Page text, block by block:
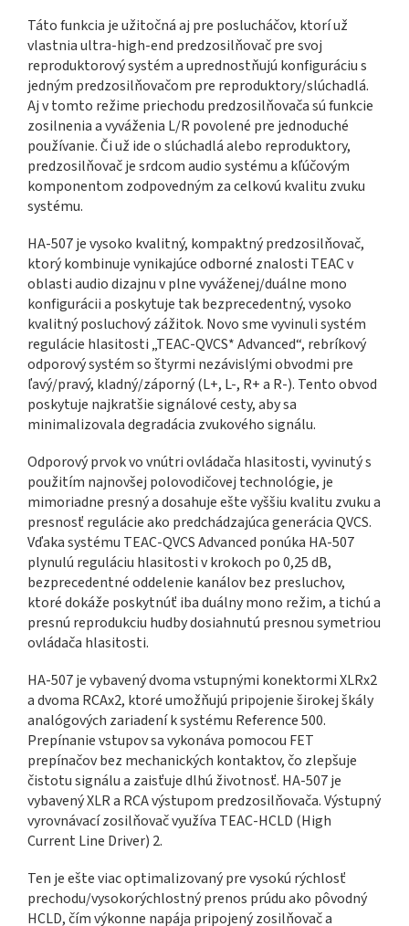
Táto funkcia je užitočná aj pre poslucháčov, ktorí už
vlastnia ultra-high-end predzosilňovač pre svoj
reproduktorový systém a uprednostňujú konfiguráciu s
jedným predzosilňovačom pre reproduktory/slúchadlá.
Aj v tomto režime priechodu predzosilňovača sú funkcie
zosilnenia a vyváženia L/R povolené pre jednoduché
používanie. Či už ide o slúchadlá alebo reproduktory,
predzosilňovač je srdcom audio systému a kľúčovým
komponentom zodpovedným za celkovú kvalitu zvuku
systému.
HA-507 je vysoko kvalitný, kompaktný predzosilňovač,
ktorý kombinuje vynikajúce odborné znalosti TEAC v
oblasti audio dizajnu v plne vyváženej/duálne mono
konfigurácii a poskytuje tak bezprecedentný, vysoko
kvalitný posluchový zážitok. Novo sme vyvinuli systém
regulácie hlasitosti „TEAC-QVCS* Advanced“, rebríkový
odporový systém so štyrmi nezávislými obvodmi pre
ľavý/pravý, kladný/záporný (L+, L-, R+ a R-). Tento obvod
poskytuje najkratšie signálové cesty, aby sa
minimalizovala degradácia zvukového signálu.
Odporový prvok vo vnútri ovládača hlasitosti, vyvinutý s
použitím najnovšej polovodičovej technológie, je
mimoriadne presný a dosahuje ešte vyššiu kvalitu zvuku a
presnosť regulácie ako predchádzajúca generácia QVCS.
Vďaka systému TEAC-QVCS Advanced ponúka HA-507
plynulú reguláciu hlasitosti v krokoch po 0,25 dB,
bezprecedentné oddelenie kanálov bez presluchov,
ktoré dokáže poskytnúť iba duálny mono režim, a tichú a
presnú reprodukciu hudby dosiahnutú presnou symetriou
ovládača hlasitosti.
HA-507 je vybavený dvoma vstupnými konektormi XLRx2
a dvoma RCAx2, ktoré umožňujú pripojenie širokej škály
analógových zariadení k systému Reference 500.
Prepínanie vstupov sa vykonáva pomocou FET
prepínačov bez mechanických kontaktov, čo zlepšuje
čistotu signálu a zaisťuje dlhú životnosť. HA-507 je
vybavený XLR a RCA výstupom predzosilňovača. Výstupný
vyrovnávací zosilňovač využíva TEAC-HCLD (High
Current Line Driver) 2.
Ten je ešte viac optimalizovaný pre vysokú rýchlosť
prechodu/vysokorýchlostný prenos prúdu ako pôvodný
HCLD, čím výkonne napája pripojený zosilňovač a